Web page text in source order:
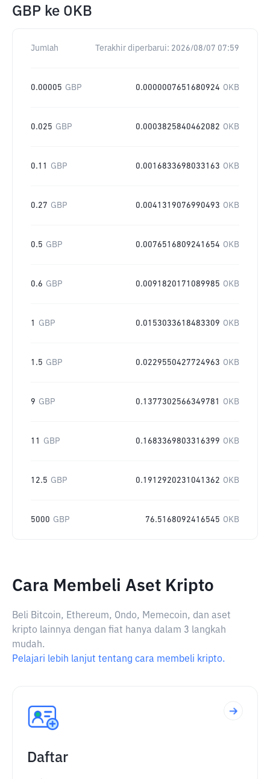
GBP ke OKB
Jumlah Terakhir diperbarui: 2026/08/07 07:59
0.00005 GBP 0.0000007651680924 OKB
0.025 GBP 0.0003825840462082 OKB
0.11 GBP 0.0016833698033163 OKB
0.27 GBP 0.0041319076990493 OKB
0.5 GBP 0.0076516809241654 OKB
0.6 GBP 0.0091820171089985 OKB
1 GBP 0.0153033618483309 OKB
1.5 GBP 0.0229550427724963 OKB
9 GBP 0.1377302566349781 OKB
11 GBP 0.1683369803316399 OKB
12.5 GBP 0.1912920231041362 OKB
5000 GBP 76.5168092416545 OKB
Cara Membeli Aset Kripto
Beli Bitcoin, Ethereum, Ondo, Memecoin, dan aset
kripto lainnya dengan fiat hanya dalam 3 langkah
mudah.
Pelajari lebih lanjut tentang cara membeli kripto.
Daftar